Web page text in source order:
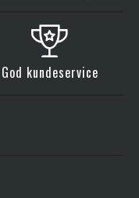
God kundeservice